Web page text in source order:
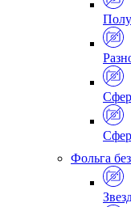
Фольга